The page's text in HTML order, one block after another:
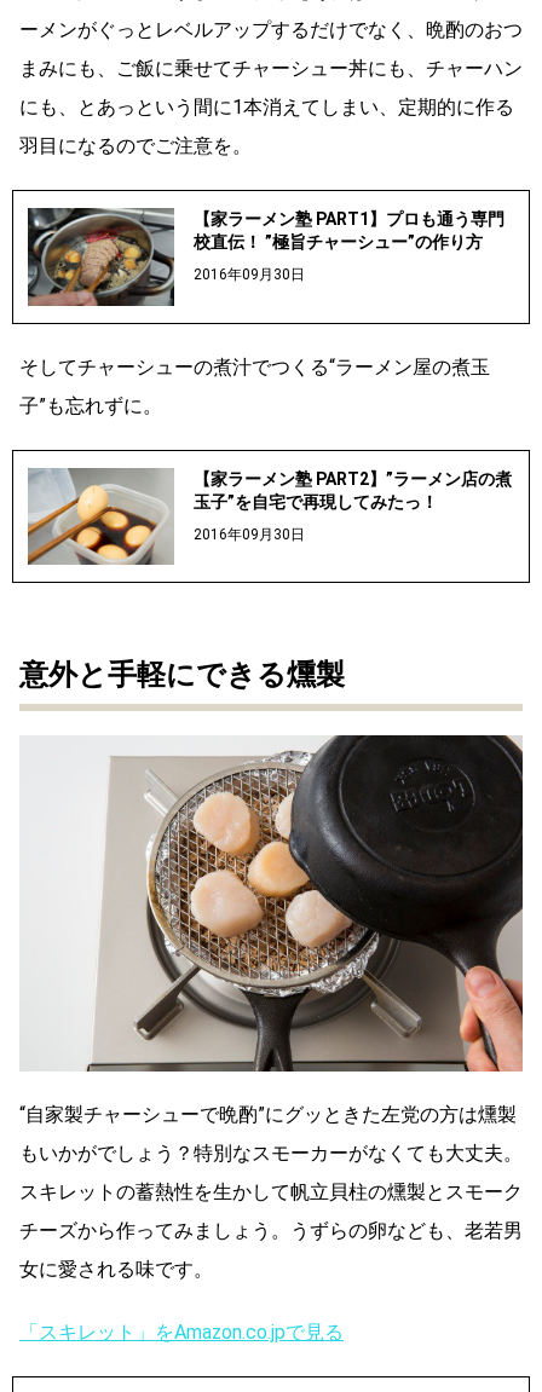
ーメンがぐっとレベルアップするだけでなく、晩酌のおつ
まみにも、ご飯に乗せてチャーシュー丼にも、チャーハン
にも、とあっという間に1本消えてしまい、定期的に作る
羽目になるのでご注意を。
【家ラーメン塾 PART1】プロも通う専門
校直伝！ ”極旨チャーシュー”の作り方
2016年09月30日
そしてチャーシューの煮汁でつくる“ラーメン屋の煮玉
子”も忘れずに。
【家ラーメン塾 PART2】”ラーメン店の煮
玉子”を自宅で再現してみたっ！
2016年09月30日
意外と手軽にできる燻製
“自家製チャーシューで晩酌”にグッときた左党の方は燻製
もいかがでしょう？特別なスモーカーがなくても大丈夫。
スキレットの蓄熱性を生かして帆立貝柱の燻製とスモーク
チーズから作ってみましょう。うずらの卵なども、老若男
女に愛される味です。
「スキレット」をAmazon.co.jpで見る